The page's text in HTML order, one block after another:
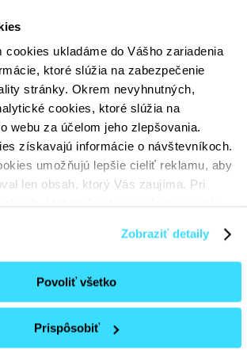
cookies ukladáme do Vášho zariadenia
ktoré slúžia na zabezpečenie
stránky. Okrem nevyhnutných,
cookies, ktoré slúžia na
webu za účelom jeho zlepšovania.
získavajú informácie o návštevníkoch.
umožňujú lepšie cieliť reklamu, aby
len obsah, ktorý Vás zaujíma. Pri
médií, inzercie a analýzy, ktorí ich môžu
údajmi, ktoré ste im poskytli alebo
keď ste používali ich služby.
bude webová stránka spracúvať len
cookies, kliknite na tlačidlo
Zobraziť detaily
Povoliť všetko
Prispôsobiť
firmy. Šesť rokov sleduje všetko, čo sa
systému a informácie o ňom sype z rukáva aj
firme prišiel so softvérom, ktorý
z 1. piliera a bolo len otázkou času,
do 2. piliera. Svoje skúsenosti s dôchodkovým
piliermi (áno, sú tri, o tom nabudúce)
zamestnancov vo firmách. A teraz prišiel
aj vám.
ktorý sú TOP v tom, čo robia a aplikácie na
používame, sú to najlepšie, aké trh
overuje vašu identitu, používa viac než 2